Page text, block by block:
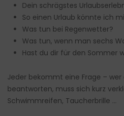
Dein schrägstes
So einen Urlaub könnte ich
Was tun bei Regenwetter?
Was tun, wenn man sechs
Hast du dir für den Sommer
Jeder bekommt eine Frage – wer
beantworten, muss sich kurz
Schwimmreifen, Taucherbrille …